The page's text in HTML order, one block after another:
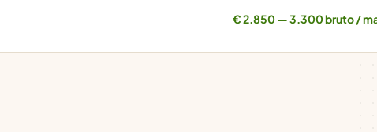
€ 2.850 — 3.300 bruto /